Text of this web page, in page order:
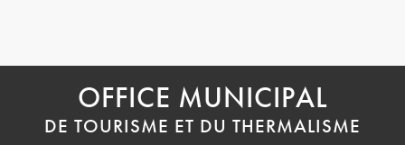
OFFICE MUNICIPAL
DE TOURISME ET DU THERMALISME